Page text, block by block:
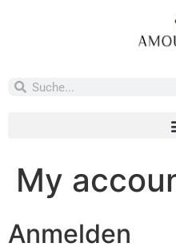
My
Anmelden